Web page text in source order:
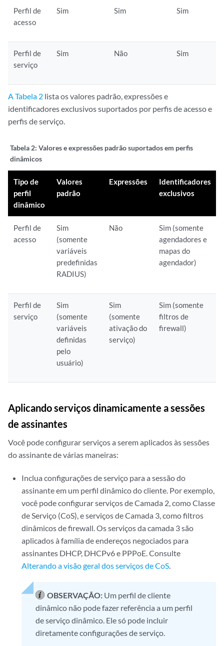
Perfil de
acesso
Sim Sim Sim
Perfil de
serviço
Sim Não Sim
A Tabela 2 lista os valores padrão, expressões e
identificadores exclusivos suportados por perfis de acesso e
perfis de serviço.
Tabela 2: Valores e expressões padrão suportados em perfis
dinâmicos
Tipo de
perfil
dinâmico
Valores
padrão
Expressões
Identificadores
exclusivos
Perfil de
acesso
Sim
(somente
variáveis
predefinidas
RADIUS)
Não
Sim (somente
agendadores e
mapas do
agendador)
Perfil de
serviço
Sim
(somente
variáveis
definidas
pelo
usuário)
Sim
(somente
ativação do
serviço)
Sim (somente
filtros de
firewall)
Aplicando serviços dinamicamente a sessões
de assinantes
Você pode configurar serviços a serem aplicados às sessões
do assinante de várias maneiras:
Inclua configurações de serviço para a sessão do
assinante em um perfil dinâmico do cliente. Por exemplo,
você pode configurar serviços de Camada 2, como Classe
de Serviço (CoS), e serviços de Camada 3, como filtros
dinâmicos de firewall. Os serviços da camada 3 são
aplicados à família de endereços negociados para
assinantes DHCP, DHCPv6 e PPPoE. Consulte
Alterando a visão geral dos serviços de CoS.
OBSERVAÇÃO: Um perfil de cliente
dinâmico não pode fazer referência a um perfil
de serviço dinâmico. Ele só pode incluir
diretamente configurações de serviço.